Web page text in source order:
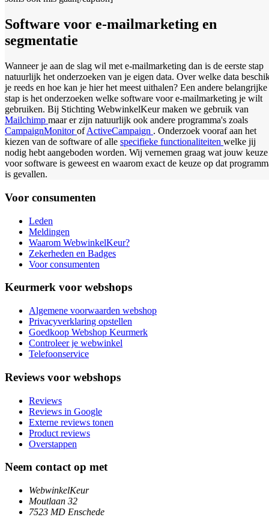
Software voor e-mailmarketing en
segmentatie
Wanneer je aan de slag wil met e-mailmarketing dan is de eerste stap
natuurlijk het onderzoeken van je eigen data. Over welke data
je reeds en hoe kan je hier het meest uithalen? Een andere belangrijke
stap is het onderzoeken welke software voor e-mailmarketing je wilt
gebruiken. Bij Stichting WebwinkelKeur maken we gebruik van
Mailchimp maar er zijn natuurlijk ook andere programma's zoals
CampaignMonitorofActiveCampaign . Onderzoek vooraf aan het
kiezen van de software of alle specifieke functionaliteiten welke jij
nodig hebt aangeboden worden. Wij vernemen graag wat jouw keuze
voor software is geweest en waarom exact de keuze op dat
is gevallen.
Voor consumenten
Leden
Meldingen
Waarom WebwinkelKeur?
Zekerheden en Badges
Voor consumenten
Keurmerk voor webshops
Algemene voorwaarden webshop
Privacyverklaring opstellen
Goedkoop Webshop Keurmerk
Controleer je webwinkel
Telefoonservice
Reviews voor webshops
Reviews
Reviews in Google
Externe reviews tonen
Product reviews
Overstappen
Neem contact op met
WebwinkelKeur
Moutlaan 32
7523 MD Enschede